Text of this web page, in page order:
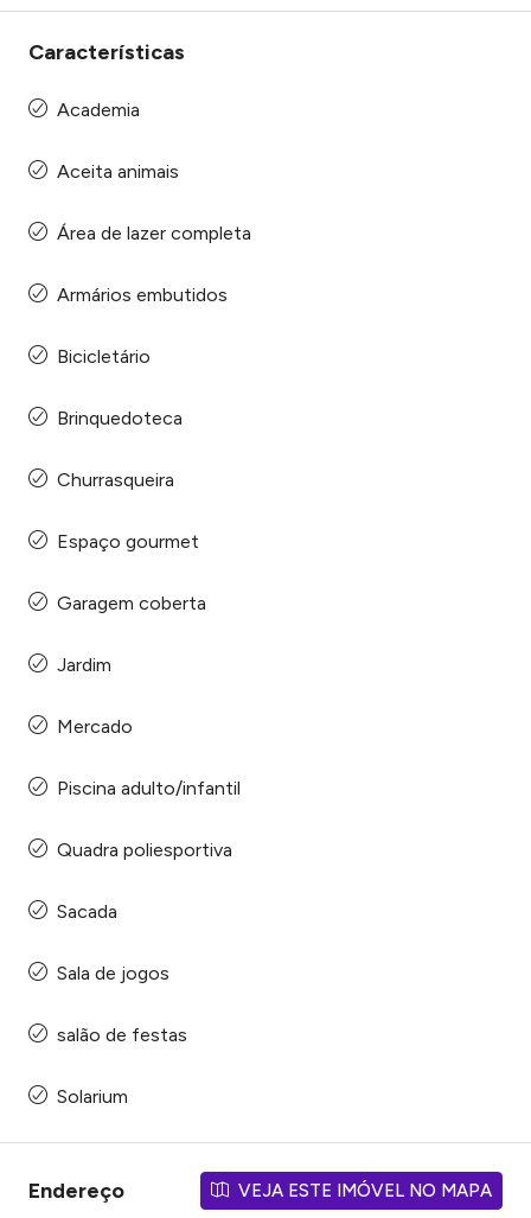
Características
Academia
Aceita animais
Área de lazer completa
Armários embutidos
Bicicletário
Brinquedoteca
Churrasqueira
Espaço gourmet
Garagem coberta
Jardim
Mercado
Piscina adulto/infantil
Quadra poliesportiva
Sacada
Sala de jogos
salão de festas
Solarium
Endereço VEJA ESTE IMÓVEL NO MAPA